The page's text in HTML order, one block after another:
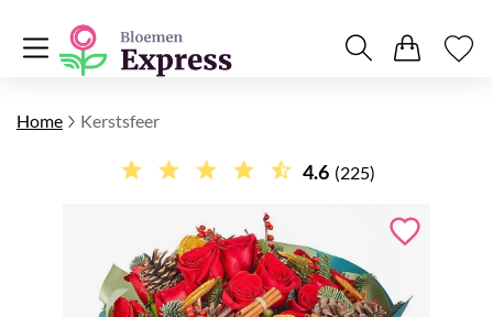
Home Kerstsfeer
4.6 (225)